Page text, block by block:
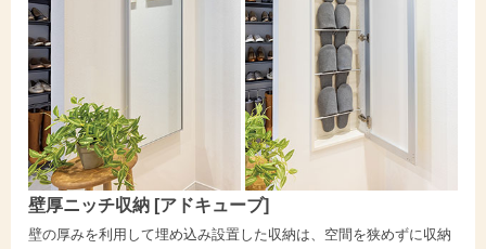
壁厚ニッチ収納 [アドキューブ]
壁の厚みを利用して埋め込み設置した収納は、空間を狭めずに収納